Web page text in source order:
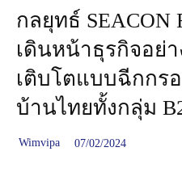
กลยุทธ์ SEACON
เดินหน้าธุรกิจอย่
เติบโตแบบฉีกกร
บ้านไทยทั้งกลุ่ม
Wimvipa 07/02/2024